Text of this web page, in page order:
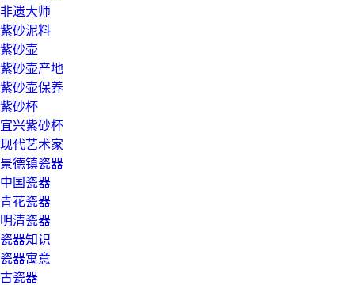
非遗大师
紫砂泥料
紫砂壶
紫砂壶产地
紫砂壶保养
紫砂杯
宜兴紫砂杯
现代艺术家
景德镇瓷器
中国瓷器
青花瓷器
明清瓷器
瓷器知识
瓷器寓意
古瓷器